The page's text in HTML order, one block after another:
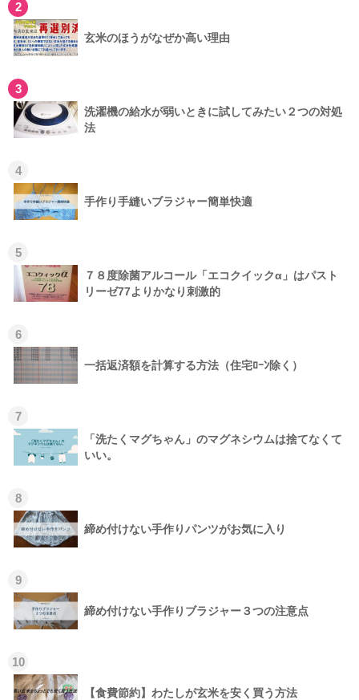
2
玄米のほうがなぜか高い理由
3
洗濯機の給水が弱いときに試してみたい２つの対処
法
4
手作り手縫いブラジャー簡単快適
5
７８度除菌アルコール「エコクイックα」はパスト
リーゼ77よりかなり刺激的
6
一括返済額を計算する方法（住宅ﾛｰﾝ除く）
7
「洗たくマグちゃん」のマグネシウムは捨てなくて
いい。
8
締め付けない手作りパンツがお気に入り
9
締め付けない手作りブラジャー３つの注意点
10
【食費節約】わたしが玄米を安く買う方法